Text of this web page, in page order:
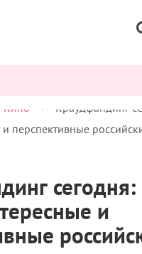
Кино >
Краудфандинг
перспективные
сегодня:
и